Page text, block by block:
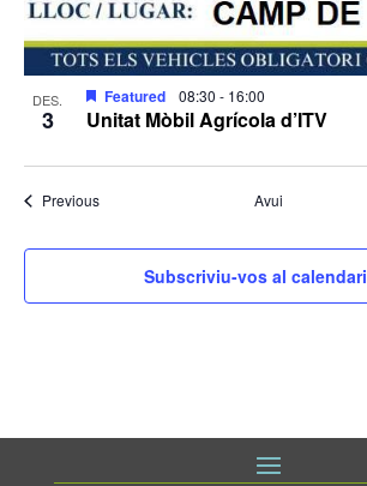
DES.
3 Unitat Mòbil Agrícola d’ITV
Featured 08:30 - 16:00
PreviousEsdeveniments Avui
Subscriviu-vos al calendari